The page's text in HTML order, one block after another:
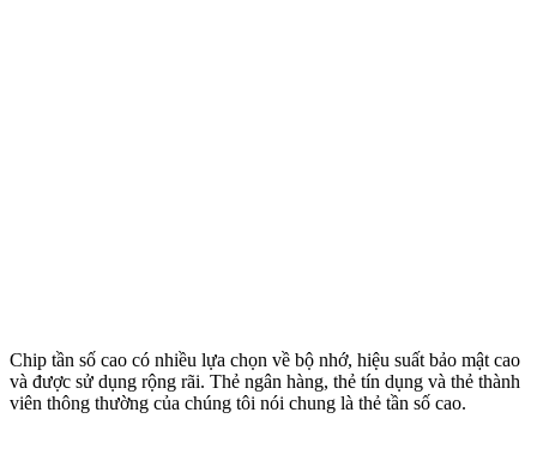
Chip tần số cao có nhiều lựa chọn về bộ nhớ, hiệu suất bảo mật cao
và được sử dụng rộng rãi. Thẻ ngân hàng, thẻ tín dụng và thẻ thành
viên thông thường của chúng tôi nói chung là thẻ tần số cao.